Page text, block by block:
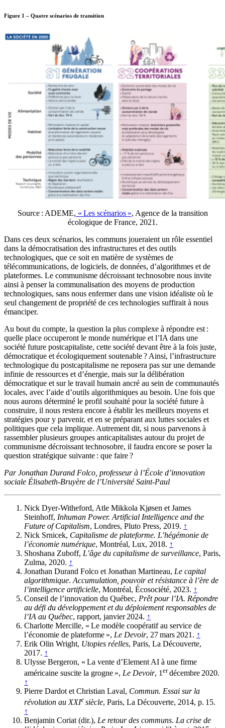
Figure 1 – Quatre scénarios de transition
Source : ADEME, « Les scénarios », Agence de la transition
écologique de France, 2021.
Dans ces deux scénarios, les communs joueraient un rôle essentiel
dans la démocratisation des infrastructures et des outils
technologiques, que ce soit en matière de systèmes de
télécommunications, de logiciels, de données, d’algorithmes et de
plateformes. Le communisme décroissant technosobre nous invite
ainsi à penser la communalisation des moyens de production
technologiques, sans nous enfermer dans une vision idéaliste où le
seul changement de propriété de ces technologies suffirait à nous
émanciper.
Au bout du compte, la question la plus complexe à répondre est :
quelle place occuperont le monde numérique et l’IA dans une
société future postcapitaliste, cette société devant être à la fois juste,
démocratique et écologiquement soutenable ? Ainsi, l’infrastructure
technologique du postcapitalisme ne reposera pas sur une demande
infinie de ressources et d’énergie, mais sur la délibération
démocratique et sur le travail humain ancré au sein de communautés
locales, avec l’aide d’outils algorithmiques au besoin. Une fois que
nous aurons déterminé le profil souhaité pour la société future à
construire, il nous restera encore à établir les meilleurs moyens et
stratégies pour y parvenir, et en se préparant aux luttes sociales et
politiques que cela implique. Autrement dit, si nous parvenons à
rassembler plusieurs groupes anticapitalistes autour du projet de
communisme décroissant technosobre, il faudra encore se poser la
question stratégique suivante : que faire ?
Par Jonathan Durand Folco, professeur à l’École d’innovation
sociale Élisabeth-Bruyère de l’Université Saint-Paul
Nick Dyer-Witheford, Atle Mikkola Kjøsen et James
Steinhoff, Inhuman Power. Artificial Intelligence and the
Future of Capitalism, Londres, Pluto Press, 2019. ↑
Nick Srnicek, Capitalisme de plateforme. L’hégémonie de
l’économie numérique, Montréal, Lux, 2018. ↑
Shoshana Zuboff, L’âge du capitalisme de surveillance, Paris,
Zulma, 2020. ↑
Jonathan Durand Folco et Jonathan Martineau, Le capital
algorithmique. Accumulation, pouvoir et résistance à l’ère de
l’intelligence artificielle, Montréal, Écosociété, 2023. ↑
Conseil de l’innovation du Québec, Prêt pour l’IA. Répondre
au défi du développement et du déploiement responsables de
l’IA au Québec, rapport, janvier 2024. ↑
Charlotte Mercille, « Le modèle coopératif au service de
l’économie de plateforme », Le Devoir, 27 mars 2021. ↑
Erik Olin Wright, Utopies réelles, Paris, La Découverte,
2017. ↑
Ulysse Bergeron, « La vente d’Element AI à une firme
américaine suscite la grogne », Le Devoir, 1 erdécembre 2020.
↑
Pierre Dardot et Christian Laval, Commun. Essai sur la
révolution au XXIe siècle, Paris, La Découverte, 2014, p. 15.
↑
Benjamin Coriat (dir.), Le retour des communs. La crise de